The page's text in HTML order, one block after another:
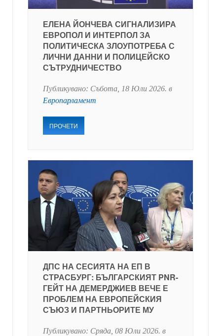
ЕЛЕНА ЙОНЧЕВА СИГНАЛИЗИРА
ЕВРОПОЛ И ИНТЕРПОЛ ЗА
ПОЛИТИЧЕСКА ЗЛОУПОТРЕБА С
ЛИЧНИ ДАННИ И ПОЛИЦЕЙСКО
СЪТРУДНИЧЕСТВО
Публикувано: Събота, 18 Юли 2026. в
Европарламент
ПРОЧЕТИ
ДПС НА СЕСИЯТА НА ЕП В
СТРАСБУРГ: БЪЛГАРСКИЯТ PNR-
ГЕЙТ НА ДЕМЕРДЖИЕВ ВЕЧЕ Е
ПРОБЛЕМ НА ЕВРОПЕЙСКИЯ
СЪЮЗ И ПАРТНЬОРИТЕ МУ
Публикувано: Сряда, 08 Юли 2026. в